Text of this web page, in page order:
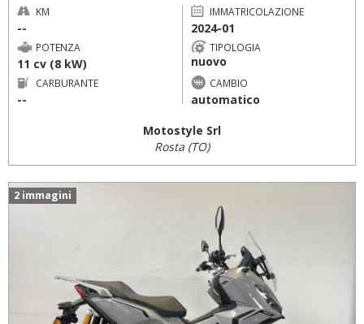
KM
--
IMMATRICOLAZIONE
2024-01
POTENZA
11 cv (8 kW)
TIPOLOGIA
nuovo
CARBURANTE
--
CAMBIO
automatico
Motostyle Srl
Rosta (TO)
2 immagini